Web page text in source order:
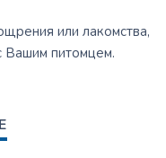
или лакомства,
Вашим питомцем.